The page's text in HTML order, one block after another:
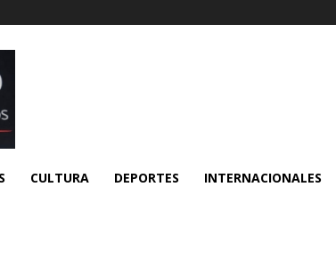
CULTURA DEPORTES INTERNACIONALES